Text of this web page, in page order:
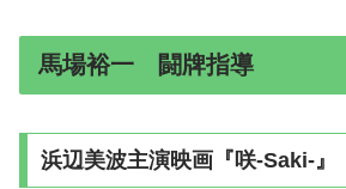
馬場裕一 闘牌指導
浜辺美波主演映画『咲-Saki-』